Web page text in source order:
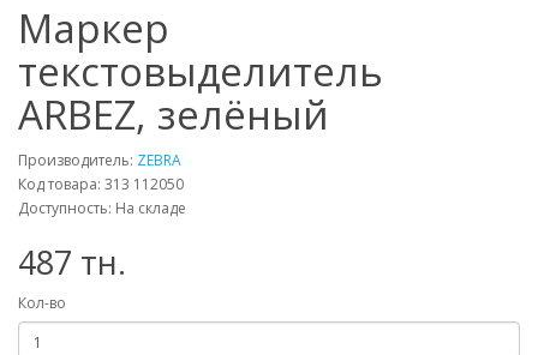
Маркер
текстовыделитель
ARBEZ, зелёный
Производитель: ZEBRA
Код товара: 313 112050
Доступность: На складе
487 тн.
Кол-во